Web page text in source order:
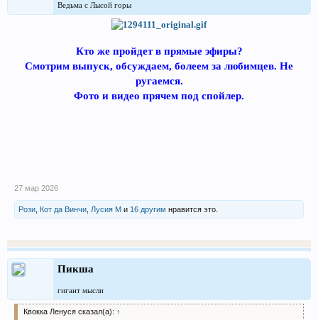
Ведьма с Лысой горы
Кто же пройдет в прямые эфиры?
Смотрим выпуск, обсуждаем, болеем за любимцев. Не
ругаемся.
Фото и видео прячем под спойлер.
27 мар 2026
Рози Кот да Винчи Лусия М и 16 другим нравится это.
Пикша
гигант мысли
Квокка Ленуся сказал(а): ↑